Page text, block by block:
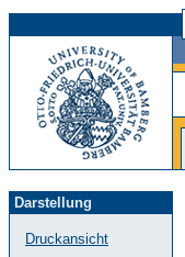
Darstellung
Druckansicht